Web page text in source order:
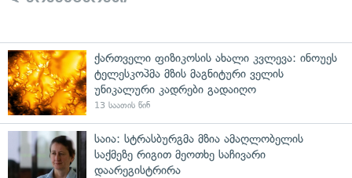
ქართველი ფიზიკოსის ახალი კვლევა: ინოუეს
ტელესკოპმა მზის მაგნიტური ველის
უნიკალური კადრები გადაიღო
13 საათის წინ
საია: სტრასბურგმა მზია ამაღლობელის
საქმეზე რიგით მეოთხე საჩივარი
დაარეგისტრირა